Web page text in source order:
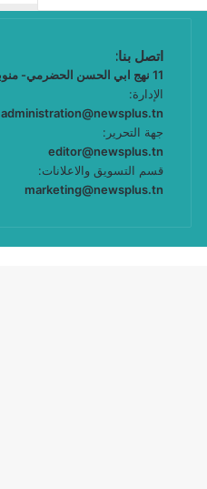
اتصل بنا:
11 نهج ابي الحسن الحضرمي- منوبة - تونس
الإدارة:
administration@newsplus.tn
جهة التحرير:
editor@newsplus.tn
قسم التسويق والاعلانات:
marketing@newsplus.tn